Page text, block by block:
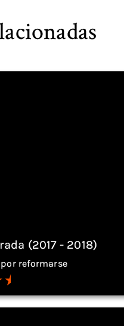
(2017 - 2018)
reformarse